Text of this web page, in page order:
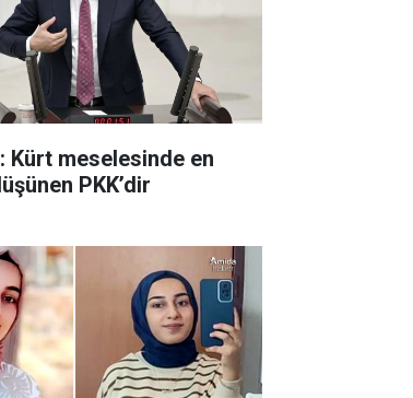
Kürt meselesinde en
PKK’dir